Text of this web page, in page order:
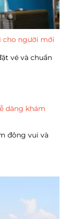
cho người mới
vé và chuẩn
dàng khám
đông vui và